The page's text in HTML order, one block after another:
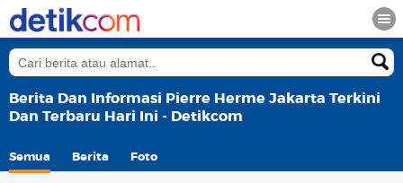
Berita Dan Informasi Pierre Herme Jakarta Terkini
Dan Terbaru Hari Ini - Detikcom
Semua Berita Foto